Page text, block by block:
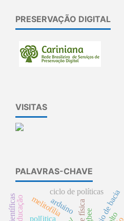
PRESERVAÇÃO DIGITAL
VISITAS
PALAVRAS-CHAVE
pol[itica
ciclo de políticas
melitofilia
arduino